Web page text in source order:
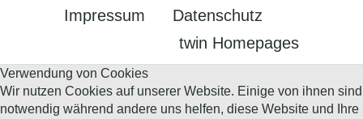
Impressum
Datenschutz
twin Homepages
Verwendung von Cookies
Wir nutzen Cookies auf unserer Website. Einige von ihnen sind
notwendig während andere uns helfen, diese Website und Ihre